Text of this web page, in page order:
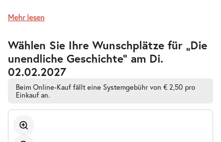
Mi.
11.11.2026
Mi. 11.11.2026
16:00–18:00 Uhr
Tickets
Mehr lesen
Wählen Sie Ihre Wunschplätze für „Die
unendliche Geschichte” am Di.
02.02.2027
Beim Online-Kauf fällt eine Systemgebühr von € 2,50 pro
Einkauf an.
Zur
barrierefreien
automatischen
Bestplatzwahl